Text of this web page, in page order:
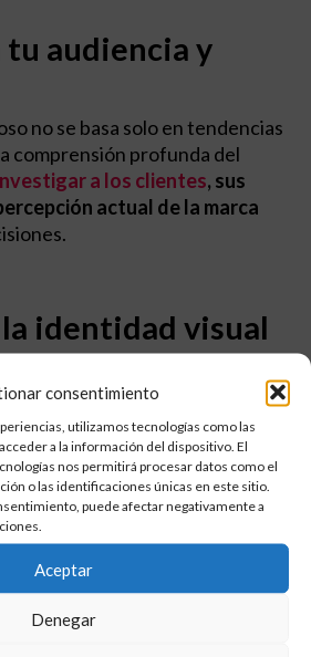
consentimiento
utilizamos tecnologías como las
a la información del dispositivo. El
nos permitirá procesar datos como el
o las identificaciones únicas en este sitio.
puede afectar negativamente a
Aceptar
Denegar
tu audiencia y
no se basa solo en tendencias
comprensión profunda del
a los clientes, sus
actual de la marca
la identidad visual
el pasado
tipografía o colores puede dar
desconectarla de su historia.
King y Mastercard han
sin perder
y el mensaje